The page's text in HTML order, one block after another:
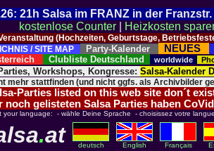
21h Salsa im FRANZ in der
kostenlose Counter
Heizkosten
(Hochzeiten, Geburtstage,
/ SITE MAP
Party-Kalender NEUES
Clubliste Deutschland worldwide
Workshops, Kongresse: Salsa-Kalender
mehr stattfinden (und nicht ggfs. als Archivbilder
Parties listed on this web site don´t
gelisteten Salsa Parties haben
your language: - wähle Deine Sprache - choisissez votre
.at deutsch English Français